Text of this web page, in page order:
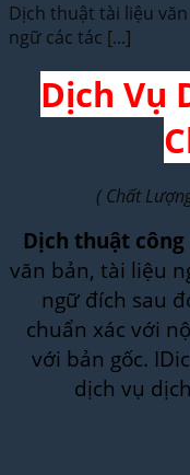
Dịch thuật tài liệu
ngữ các tác [...]
Dịch Vụ
( Chất
Dịch thuật
văn bản, tài liệu
ngữ đích sau
chuẩn xác với
với bản gốc.
dịch vụ